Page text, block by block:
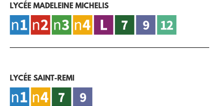
LYCÉE MADELEINE MICHELIS
LYCÉE SAINT-REMI